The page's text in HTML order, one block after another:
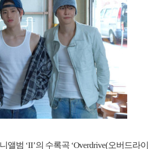
앨범 ‘II’의 수록곡 ‘Overdrive(오버드라이